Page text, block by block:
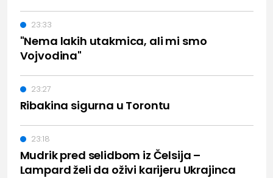
"Nema lakih utakmica, ali mi smo
Vojvodina"
23:33
Ribakina sigurna u Torontu
23:27
Mudrik pred selidbom iz Čelsija –
Lampard želi da oživi karijeru Ukrajinca
23:18